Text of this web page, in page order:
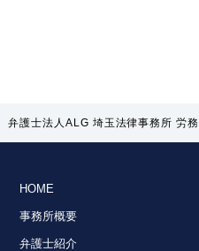
弁護士法人ALG 埼玉法律事務所 労務
HOME
事務所概要
弁護士紹介